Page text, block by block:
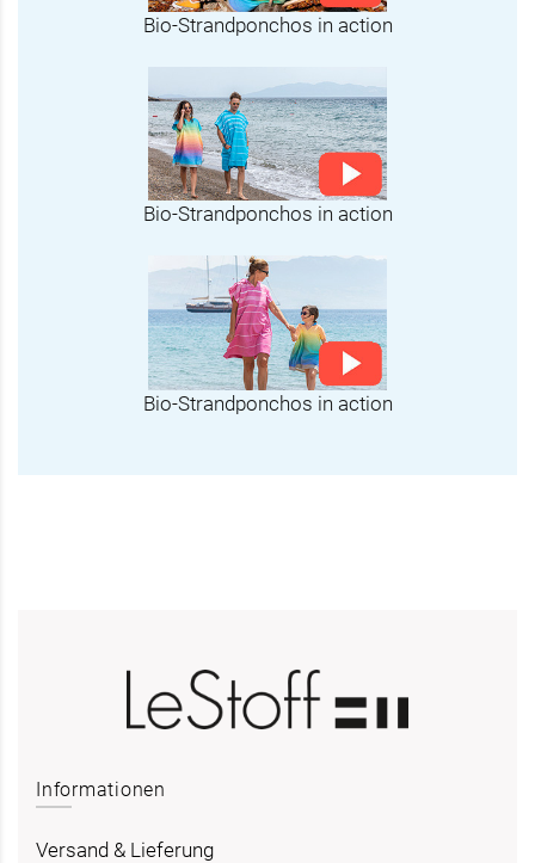
Bio-Strandponchos in action
Bio-Strandponchos in action
Bio-Strandponchos in action
Informationen
Versand & Lieferung